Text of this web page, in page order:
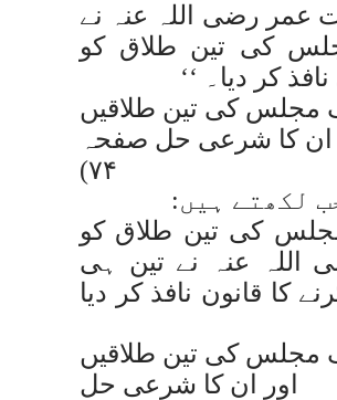
عمر رضی اللہ عنہ نے
کی تین طلاق کو
کر دیا۔ ‘‘
مجلس کی تین طلاقیں
ان کا شرعی حل صفحہ
۷۴)
لکھتے ہیں:
کی تین طلاق کو
اللہ عنہ نے تین ہی
کا قانون نافذ کر دیا
مجلس کی تین طلاقیں
اور ان کا شرعی حل